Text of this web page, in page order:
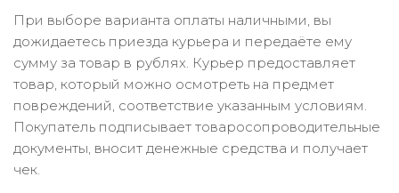
При выборе варианта оплаты наличными, вы
дожидаетесь приезда курьера и передаёте ему
сумму за товар в рублях. Курьер предоставляет
товар, который можно осмотреть на предмет
повреждений, соответствие указанным условиям.
Покупатель подписывает товаросопроводительные
документы, вносит денежные средства и получает
чек.